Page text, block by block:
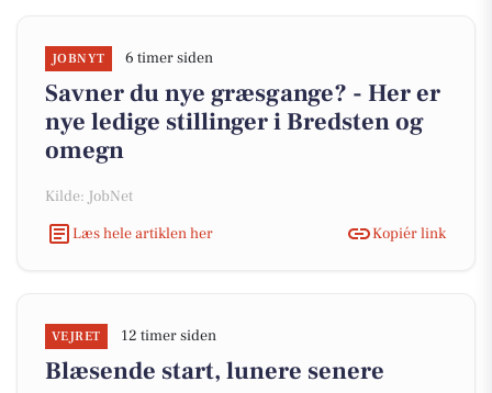
JOBNYT 6 timer siden
Savner du nye græsgange? - Her er
nye ledige stillinger i Bredsten og
omegn
Kilde: JobNet
Læs hele artiklen her
Kopiér link
VEJRET 12 timer siden
Blæsende start, lunere senere